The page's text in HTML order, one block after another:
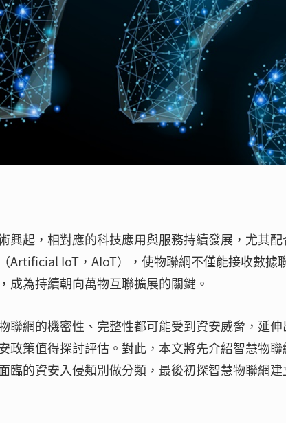
起，相對應的科技應用與服務持續發展，尤其配
Artificial IoT，AIoT），使物聯網不僅能接收數據
成為持續朝向萬物互聯擴展的關鍵。
聯網的機密性、完整性都可能受到資安威脅，延
政策值得探討評估。對此，本文將先介紹智慧物
臨的資安入侵類別做分類，最後初探智慧物聯網